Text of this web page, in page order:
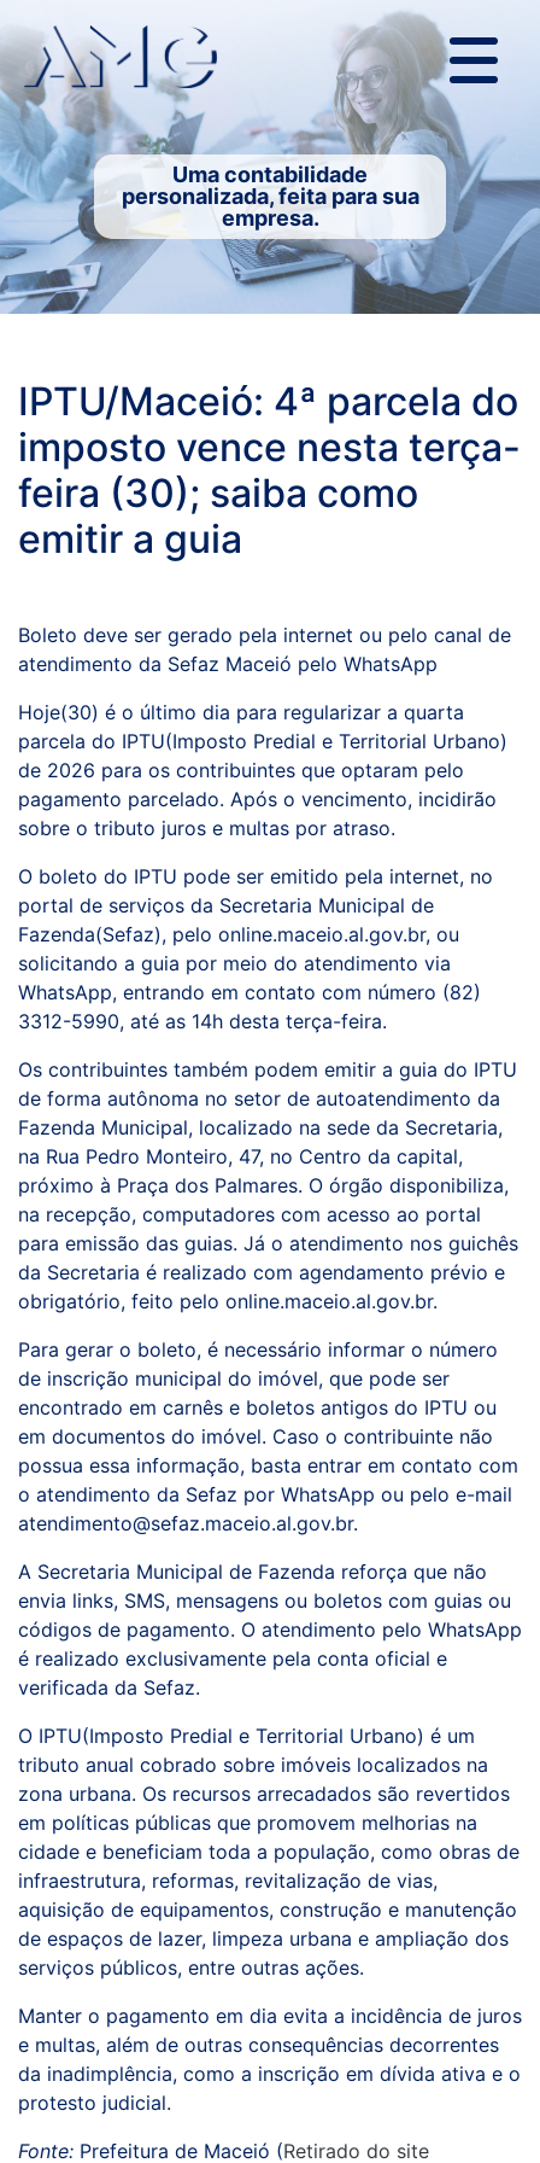
Uma contabilidade
personalizada, feita para sua
empresa.
IPTU/Maceió: 4ª parcela do
imposto vence nesta terça-
feira (30); saiba como
emitir a guia
Boleto deve ser gerado pela internet ou pelo canal de
atendimento da Sefaz Maceió pelo WhatsApp
Hoje(30) é o último dia para regularizar a quarta
parcela do IPTU(Imposto Predial e Territorial Urbano)
de 2026 para os contribuintes que optaram pelo
pagamento parcelado. Após o vencimento, incidirão
sobre o tributo juros e multas por atraso.
O boleto do IPTU pode ser emitido pela internet, no
portal de serviços da Secretaria Municipal de
Fazenda(Sefaz), pelo online.maceio.al.gov.br, ou
solicitando a guia por meio do atendimento via
WhatsApp, entrando em contato com número (82)
3312-5990, até as 14h desta terça-feira.
Os contribuintes também podem emitir a guia do IPTU
de forma autônoma no setor de autoatendimento da
Fazenda Municipal, localizado na sede da Secretaria,
na Rua Pedro Monteiro, 47, no Centro da capital,
próximo à Praça dos Palmares. O órgão disponibiliza,
na recepção, computadores com acesso ao portal
para emissão das guias. Já o atendimento nos guichês
da Secretaria é realizado com agendamento prévio e
obrigatório, feito pelo online.maceio.al.gov.br.
Para gerar o boleto, é necessário informar o número
de inscrição municipal do imóvel, que pode ser
encontrado em carnês e boletos antigos do IPTU ou
em documentos do imóvel. Caso o contribuinte não
possua essa informação, basta entrar em contato com
o atendimento da Sefaz por WhatsApp ou pelo e-mail
atendimento@sefaz.maceio.al.gov.br.
A Secretaria Municipal de Fazenda reforça que não
envia links, SMS, mensagens ou boletos com guias ou
códigos de pagamento. O atendimento pelo WhatsApp
é realizado exclusivamente pela conta oficial e
verificada da Sefaz.
O IPTU(Imposto Predial e Territorial Urbano) é um
tributo anual cobrado sobre imóveis localizados na
zona urbana. Os recursos arrecadados são revertidos
em políticas públicas que promovem melhorias na
cidade e beneficiam toda a população, como obras de
infraestrutura, reformas, revitalização de vias,
aquisição de equipamentos, construção e manutenção
de espaços de lazer, limpeza urbana e ampliação dos
serviços públicos, entre outras ações.
Manter o pagamento em dia evita a incidência de juros
e multas, além de outras consequências decorrentes
da inadimplência, como a inscrição em dívida ativa e o
protesto judicial.
Fonte: Prefeitura de Maceió (Retirado do site